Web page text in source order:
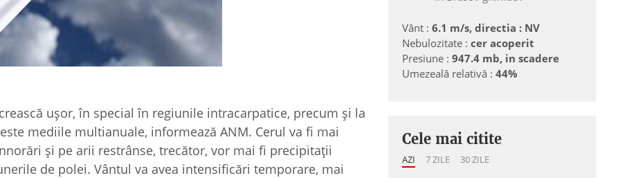
uşor, în special în regiunile intracarpatice, precum şi la
mediile multianuale, informează ANM. Cerul va fi mai
şi pe arii restrânse, trecător, vor mai fi precipitaţii
de polei. Vântul va avea intensificări temporare, mai
Vânt : 6.1 m/s, directia : NV
Nebulozitate : cer acoperit
Presiune : 947.4 mb, in scadere
Umezeală relativă : 44%
Cele mai citite
AZI 7 ZILE 30 ZILE